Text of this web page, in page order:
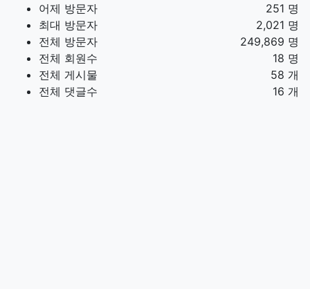
어제 방문자
251 명
최대 방문자
2,021 명
전체 방문자
249,869 명
전체 회원수
18 명
전체 게시물
58 개
전체 댓글수
16 개